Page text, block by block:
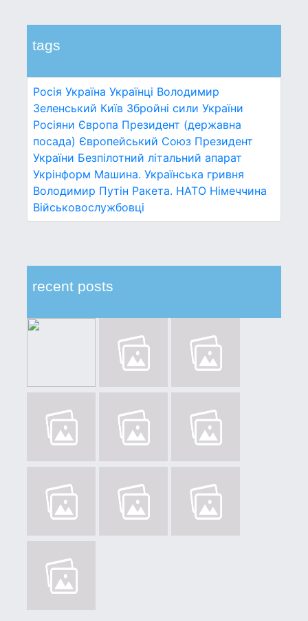
tags
Росія Україна Українці Володимир
Зеленський Київ Збройні сили України
Росіяни Європа Президент (державна
посада) Європейський Союз Президент
України Безпілотний літальний апарат
Укрінформ Машина. Українська гривня
Володимир Путін Ракета. НАТО Німеччина
Військовослужбовці
recent posts